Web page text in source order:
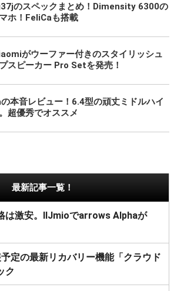
のスペックまとめ！Dimensity 6300の
ホ！FeliCaも搭載
がウーファー付きのスタイリッシュ
スピーカー Pro Setを発売！
本音レビュー！6.4型の頑丈ミドルハイ
超優秀でオススメ
最新記事一覧！
は激安。IIJmioでarrows Alphaが
定の最新リカバリー機能「クラウド
ク